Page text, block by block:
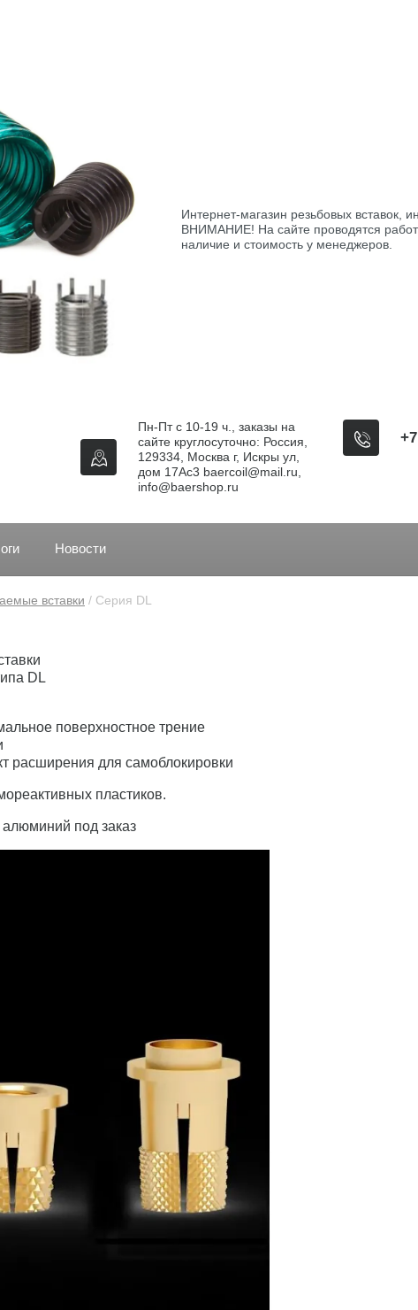
Интернет-магазин резьбовых вставок,
ВНИМАНИЕ! На сайте проводятся
наличие и стоимость у менеджеров.
Пн-Пт с 10-19 ч., заказы на
сайте круглосуточно: Россия,
129334, Москва г, Искры ул,
дом 17Ас3 baercoil@mail.ru,
info@baershop.ru
Новости
вставки / Серия DL
DL
поверхностное трение
расширения для самоблокировки
пластиков.
под заказ